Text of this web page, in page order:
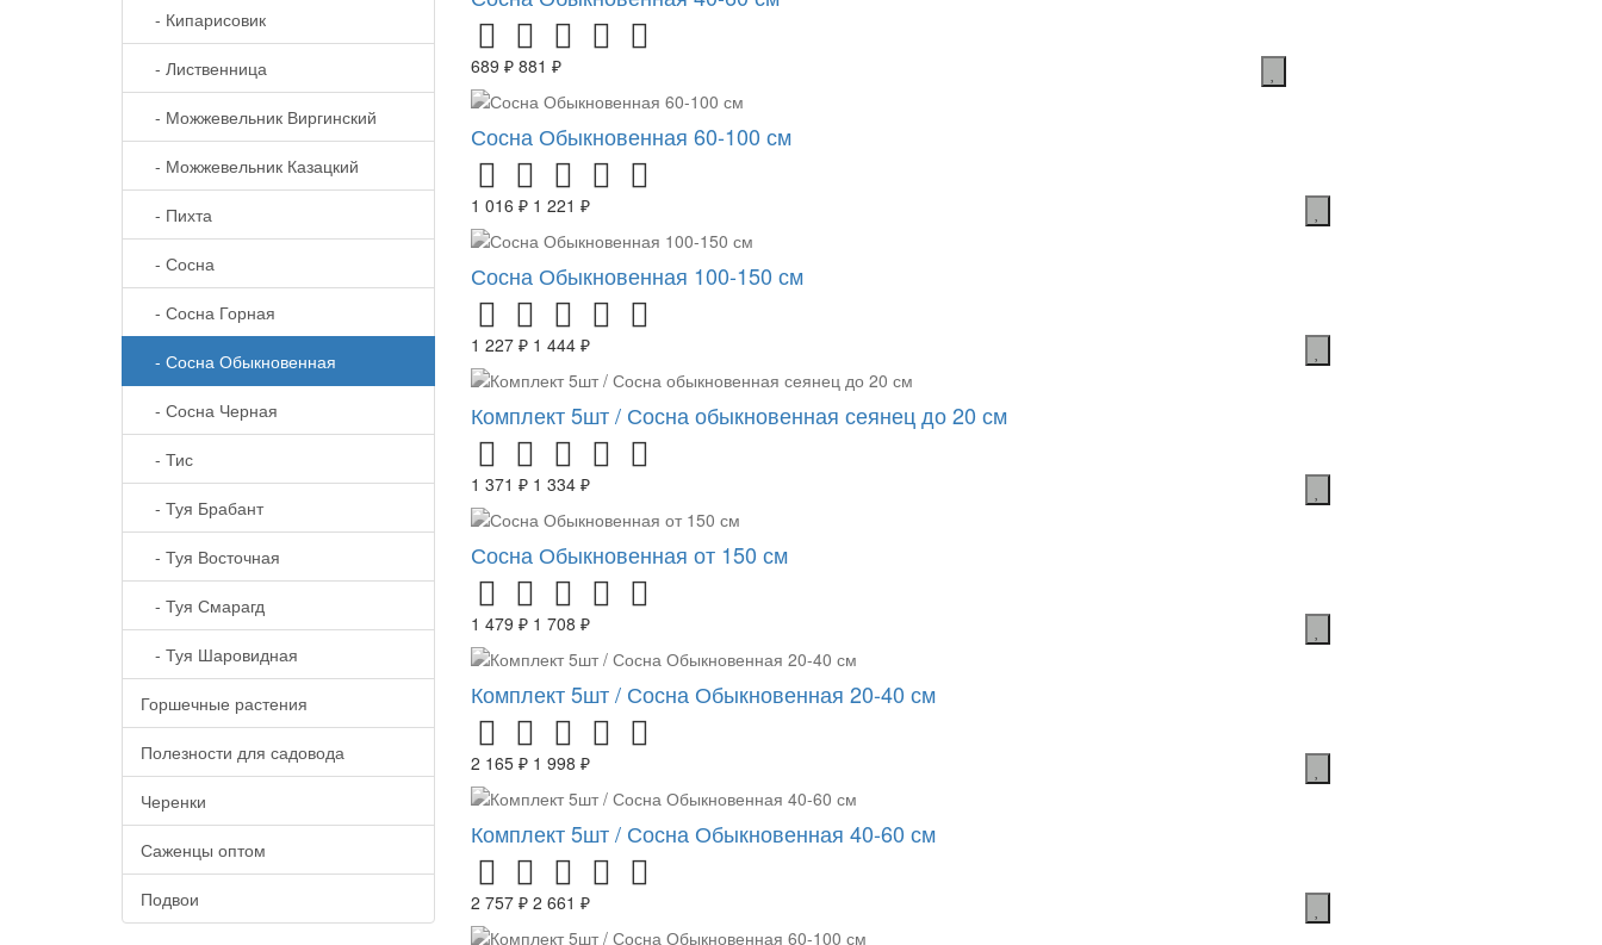
- Кипарисовик
- Лиственница
- Можжевельник Виргинский
- Можжевельник Казацкий
- Пихта
- Сосна
- Сосна Горная
- Сосна Обыкновенная
- Сосна Черная
- Тис
- Туя Брабант
- Туя Восточная
- Туя Смарагд
- Туя Шаровидная
Горшечные растения
Полезности для садовода
Черенки
Саженцы оптом
Подвои
689 ₽ 881 ₽
Сосна Обыкновенная 60-100 см
1 016 ₽ 1 221 ₽
Сосна Обыкновенная 100-150 см
1 227 ₽ 1 444 ₽
Комплект 5шт / Сосна обыкновенная сеянец до 20 см
1 371 ₽ 1 334 ₽
Сосна Обыкновенная от 150 см
1 479 ₽ 1 708 ₽
Комплект 5шт / Сосна Обыкновенная 20-40 см
2 165 ₽ 1 998 ₽
Комплект 5шт / Сосна Обыкновенная 40-60 см
2 757 ₽ 2 661 ₽